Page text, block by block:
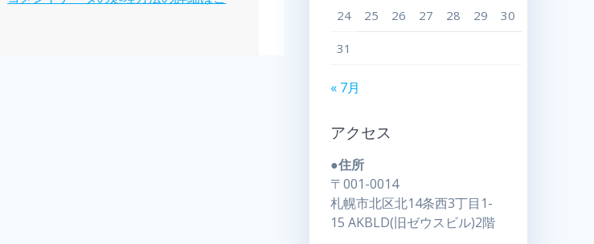
24 25 26 27 28 29 30
31
« 7月
アクセス
●住所
〒001-0014
札幌市北区北14条西3丁目1-
15 AKBLD(旧ゼウスビル)2階